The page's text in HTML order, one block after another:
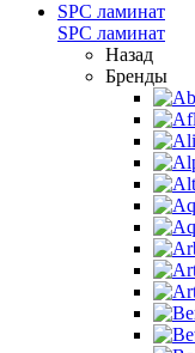
SPC ламинат
SPC ламинат
Назад
Бренды